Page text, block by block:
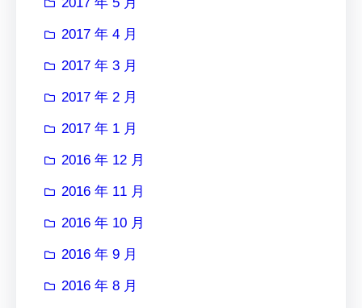
2017 年 4 月
2017 年 3 月
2017 年 2 月
2017 年 1 月
2016 年 12 月
2016 年 11 月
2016 年 10 月
2016 年 9 月
2016 年 8 月